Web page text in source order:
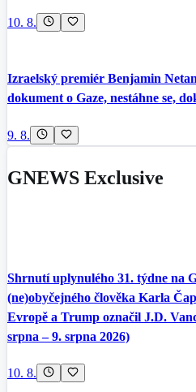
10. 8.
Izraelský premiér Benjamin
dokument o Gaze, nestáhne se,
9. 8.
GNEWS Exclusive
Shrnutí uplynulého 31. týdne na
(ne)obyčejného člověka Karla
Evropě a Trump označil J.D.
srpna – 9. srpna 2026)
10. 8.